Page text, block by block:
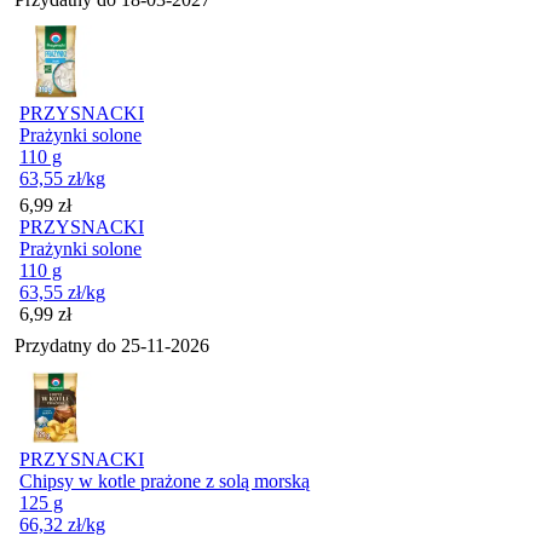
PRZYSNACKI
Prażynki solone
110 g
63,55 zł/kg
Cena
6,99 zł
PRZYSNACKI
Prażynki solone
110 g
63,55 zł/kg
Cena
6,99 zł
Przydatny do 25-11-2026
PRZYSNACKI
Chipsy w kotle prażone z solą morską
125 g
66,32 zł/kg